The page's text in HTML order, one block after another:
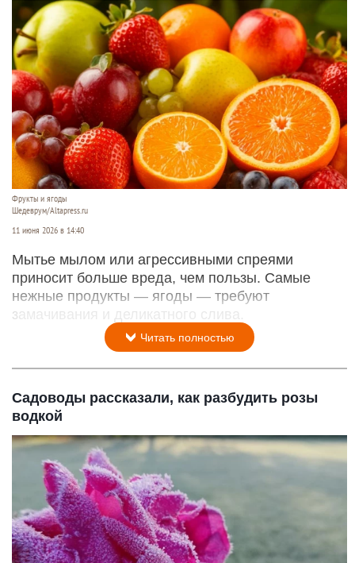
Фрукты и ягоды
Шедеврум/Altapress.ru
11 июня 2026 в 14:40
Мытье мылом или агрессивными спреями
приносит больше вреда, чем пользы. Самые
нежные продукты — ягоды — требуют
замачивания и деликатного слива.
Читать полностью
Садоводы рассказали, как разбудить розы
водкой